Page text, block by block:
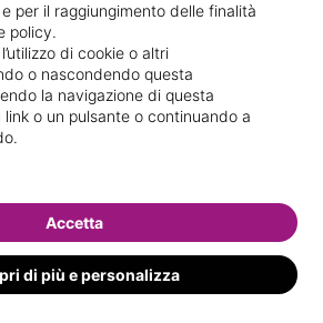
per il raggiungimento delle finalità
policy.
di cookie o altri
o nascondendo questa
la navigazione di questa
o un pulsante o continuando a
di più e personalizza
Accetta